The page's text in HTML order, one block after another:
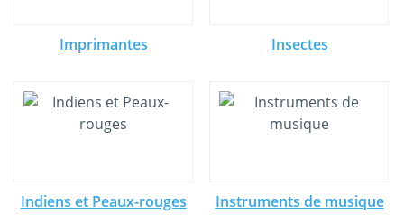
Imprimantes Insectes
Indiens et Peaux-rouges Instruments de musique